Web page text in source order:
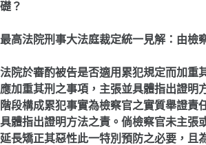
礎？
最高法院刑事大法庭裁定統一見解 ： 由檢
法院於審酌被告是否適用累犯規定而加重
應加重其刑之事項，主張並具體指出證明
階段構成累犯事實為檢察官之實質舉證
具體指出證明方法之責。倘檢察官未主張
延長矯正其惡性此一特別預防之必要，且